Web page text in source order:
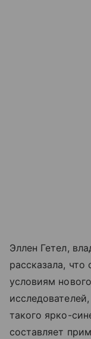
Эллен Гетел,
рассказала, что
условиям
такого ярко-
составляет